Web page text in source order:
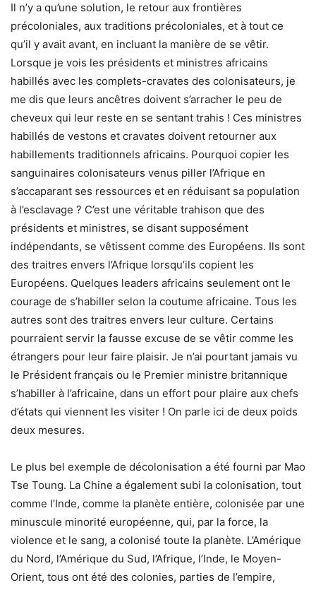
Il n’y a qu’une solution, le retour aux frontières
précoloniales, aux traditions précoloniales, et à tout ce
qu’il y avait avant, en incluant la manière de se vêtir.
Lorsque je vois les présidents et ministres africains
habillés avec les complets-cravates des colonisateurs, je
me dis que leurs ancêtres doivent s’arracher le peu de
cheveux qui leur reste en se sentant trahis ! Ces ministres
habillés de vestons et cravates doivent retourner aux
habillements traditionnels africains. Pourquoi copier les
sanguinaires colonisateurs venus piller l’Afrique en
s’accaparant ses ressources et en réduisant sa population
à l’esclavage ? C’est une véritable trahison que des
présidents et ministres, se disant supposément
indépendants, se vêtissent comme des Européens. Ils sont
des traitres envers l’Afrique lorsqu’ils copient les
Européens. Quelques leaders africains seulement ont le
courage de s’habiller selon la coutume africaine. Tous les
autres sont des traitres envers leur culture. Certains
pourraient servir la fausse excuse de se vêtir comme les
étrangers pour leur faire plaisir. Je n’ai pourtant jamais vu
le Président français ou le Premier ministre britannique
s’habiller à l’africaine, dans un effort pour plaire aux chefs
d’états qui viennent les visiter ! On parle ici de deux poids
deux mesures.
Le plus bel exemple de décolonisation a été fourni par Mao
Tse Toung. La Chine a également subi la colonisation, tout
comme l’Inde, comme la planète entière, colonisée par une
minuscule minorité européenne, qui, par la force, la
violence et le sang, a colonisé toute la planète. L’Amérique
du Nord, l’Amérique du Sud, l’Afrique, l’Inde, le Moyen-
Orient, tous ont été des colonies, parties de l’empire,